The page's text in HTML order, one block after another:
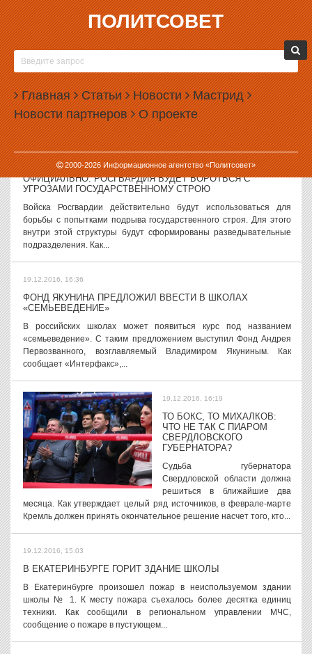
ПОЛИТСОВЕТ
Главная Статьи Новости Мастрид
Новости партнеров О проекте
2000-2026Информационное агентство «Политсовет»
19.12.2016, 17:56
УРАЛЬЦА, ЗАБИВШЕГО НАСМЕРТЬ ГОДОВАЛОГО
РЕБЕНКА, ПРИГОВОРИЛИ К 17 ГОДАМ
В Свердловской области суд вынес приговор мужчине, насмерть
забившего маленького мальчика. Погибший ребенок был сыном
сожительницы преступника. Как сообщает прокуратура
Свердловской области,...
19.12.2016, 17:11
ОФИЦИАЛЬНО: РОСГВАРДИЯ БУДЕТ БОРОТЬСЯ С
УГРОЗАМИ ГОСУДАРСТВЕННОМУ СТРОЮ
Войска Росгвардии действительно будут использоваться для
борьбы с попытками подрыва государственного строя. Для этого
внутри этой структуры будут сформированы разведывательные
подразделения. Как...
19.12.2016, 16:36
ФОНД ЯКУНИНА ПРЕДЛОЖИЛ ВВЕСТИ В ШКОЛАХ
«СЕМЬЕВЕДЕНИЕ»
В российских школах может появиться курс под названием
«семьеведение». С таким предложением выступил Фонд Андрея
Первозванного, возглавляемый Владимиром Якуниным. Как
сообщает «Интерфакс»,...
19.12.2016, 16:19
ТО БОКС, ТО МИХАЛКОВ:
ЧТО НЕ ТАК С ПИАРОМ
СВЕРДЛОВСКОГО
ГУБЕРНАТОРА?
Судьба губернатора
Свердловской области должна
решиться в ближайшие два
месяца. Как утверждает целый ряд источников, в феврале-марте
Кремль должен принять окончательное решение насчет того, кто...
19.12.2016, 15:03
В ЕКАТЕРИНБУРГЕ ГОРИТ ЗДАНИЕ ШКОЛЫ
В Екатеринбурге произошел пожар в неиспользуемом здании
школы № 1. К месту пожара съехалось более десятка единиц
техники. Как сообщили в региональном управлении МЧС,
сообщение о пожаре в пустующем...